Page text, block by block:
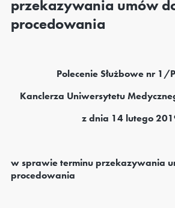
przekazywania umów
procedowania
Polecenie Służbowe nr
Kanclerza Uniwersytetu
z dnia 14 lutego
w sprawie terminu przekazywania
procedowania